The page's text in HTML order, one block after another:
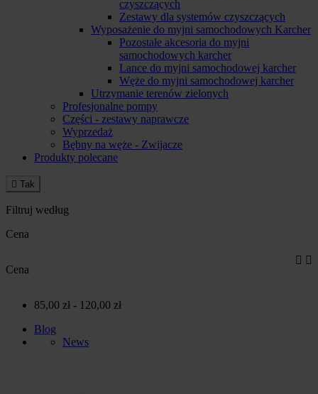
czyszczących
Zestawy dla systemów czyszczących
Wyposażenie do myjni samochodowych Karcher
Pozostałe akcesoria do myjni
samochodowych karcher
Lance do myjni samochodowej karcher
Węże do myjni samochodowej karcher
Utrzymanie terenów zielonych
Profesjonalne pompy
Części - zestawy naprawcze
Wyprzedaż
Bębny na węże - Zwijacze
Produkty polecane
 Tak
Filtruj według
Cena
Cena
 
85,00 zł - 120,00 zł
Blog
News